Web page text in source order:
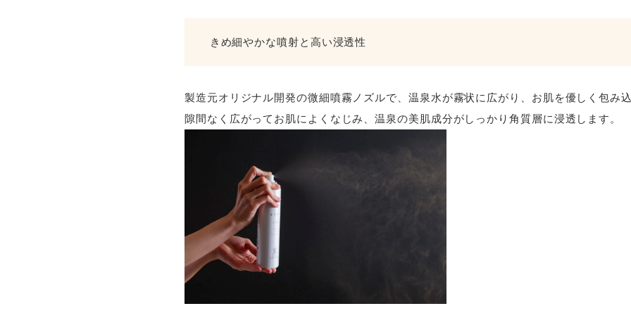
きめ細やかな噴射と高い浸透性
製造元オリジナル開発の微細噴霧ノズルで、温泉水が霧状に広がり、お肌を優しく包み込
隙間なく広がってお肌によくなじみ、温泉の美肌成分がしっかり角質層に浸透します。